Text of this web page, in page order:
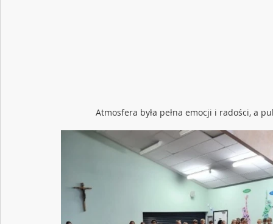
Atmosfera była pełna emocji i radości, a